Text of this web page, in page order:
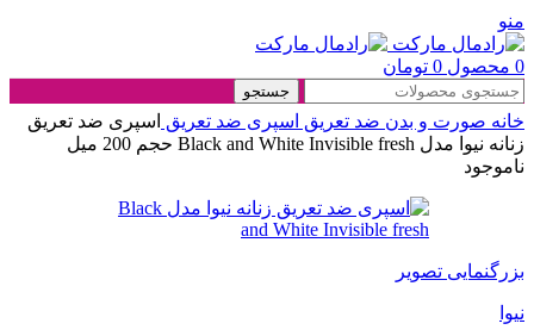
منو
0 محصول 0 تومان
جستجو
خانه صورت و بدن ضد تعریق اسپری ضد تعریق اسپری ضد تعریق
زنانه نیوا مدل Black and White Invisible fresh حجم 200 میل
ناموجود
بزرگنمایی تصویر
نیوا